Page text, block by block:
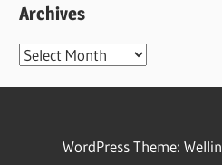
Archives
Archives
WordPress Theme: